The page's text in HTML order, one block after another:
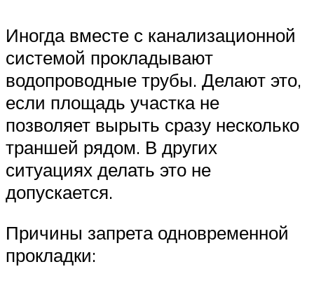
Иногда вместе с канализационной
системой прокладывают
водопроводные трубы. Делают это,
если площадь участка не
позволяет вырыть сразу несколько
траншей рядом. В других
ситуациях делать это не
допускается.
Причины запрета одновременной
прокладки: